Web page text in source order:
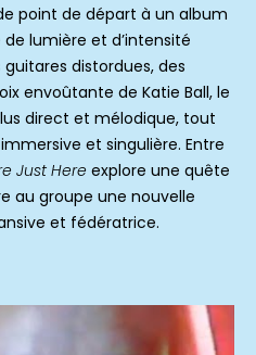
point de départ à un album
lumière et d’intensité
distordues, des
envoûtante de Katie Ball, le
direct et mélodique, tout
et singulière. Entre
Just Here explore une quête
au groupe une nouvelle
et fédératrice.